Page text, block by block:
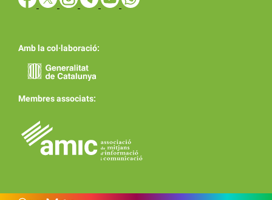
Amb la col·laboració:
Membres associats: